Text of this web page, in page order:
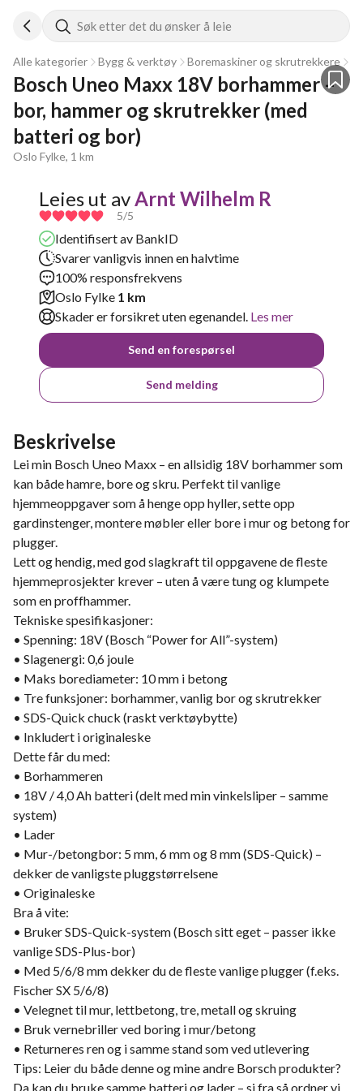
Søk etter det du ønsker å leie
Alle kategorier Bygg & verktøy Boremaskiner og skrutrekkere
Bosch Uneo Maxx 18V borhammer –
bor, hammer og skrutrekker (med
batteri og bor)
Oslo Fylke, 1 km
Leies ut avArnt Wilhelm R
5/5
Identifisert av BankID
Svarer vanligvis innen en halvtime
100% responsfrekvens
Oslo Fylke 1 km
Skader er forsikret uten egenandel. Les mer
Send en forespørsel
Send melding
Beskrivelse
Lei min Bosch Uneo Maxx – en allsidig 18V borhammer som
kan både hamre, bore og skru. Perfekt til vanlige
hjemmeoppgaver som å henge opp hyller, sette opp
gardinstenger, montere møbler eller bore i mur og betong for
plugger.
Lett og hendig, med god slagkraft til oppgavene de fleste
hjemmeprosjekter krever – uten å være tung og klumpete
som en proffhammer.
Tekniske spesifikasjoner:
• Spenning: 18V (Bosch “Power for All”-system)
• Slagenergi: 0,6 joule
• Maks borediameter: 10 mm i betong
• Tre funksjoner: borhammer, vanlig bor og skrutrekker
• SDS-Quick chuck (raskt verktøybytte)
• Inkludert i originaleske
Dette får du med:
• Borhammeren
• 18V / 4,0 Ah batteri (delt med min vinkelsliper – samme
system)
• Lader
• Mur-/betongbor: 5 mm, 6 mm og 8 mm (SDS-Quick) –
dekker de vanligste pluggstørrelsene
• Originaleske
Bra å vite:
• Bruker SDS-Quick-system (Bosch sitt eget – passer ikke
vanlige SDS-Plus-bor)
• Med 5/6/8 mm dekker du de fleste vanlige plugger (f.eks.
Fischer SX 5/6/8)
• Velegnet til mur, lettbetong, tre, metall og skruing
• Bruk vernebriller ved boring i mur/betong
• Returneres ren og i samme stand som ved utlevering
Tips: Leier du både denne og mine andre Borsch produkter?
Da kan du bruke samme batteri og lader – si fra så ordner vi